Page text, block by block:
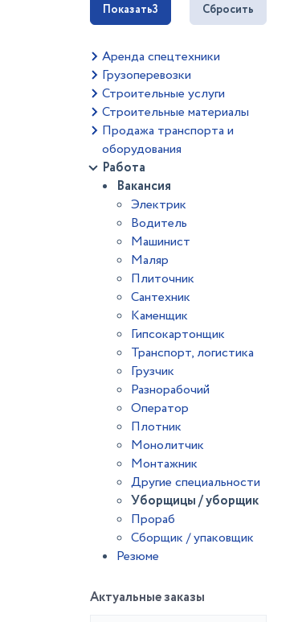
Показать3 Сбросить
Аренда спецтехники
Грузоперевозки
Строительные услуги
Строительные материалы
Продажа транспорта и
оборудования
Работа
Вакансия
Электрик
Водитель
Машинист
Маляр
Плиточник
Сантехник
Каменщик
Гипсокартонщик
Транспорт, логистика
Грузчик
Разнорабочий
Оператор
Плотник
Монолитчик
Монтажник
Другие специальности
Уборщицы / уборщик
Прораб
Сборщик / упаковщик
Резюме
Актуальные заказы